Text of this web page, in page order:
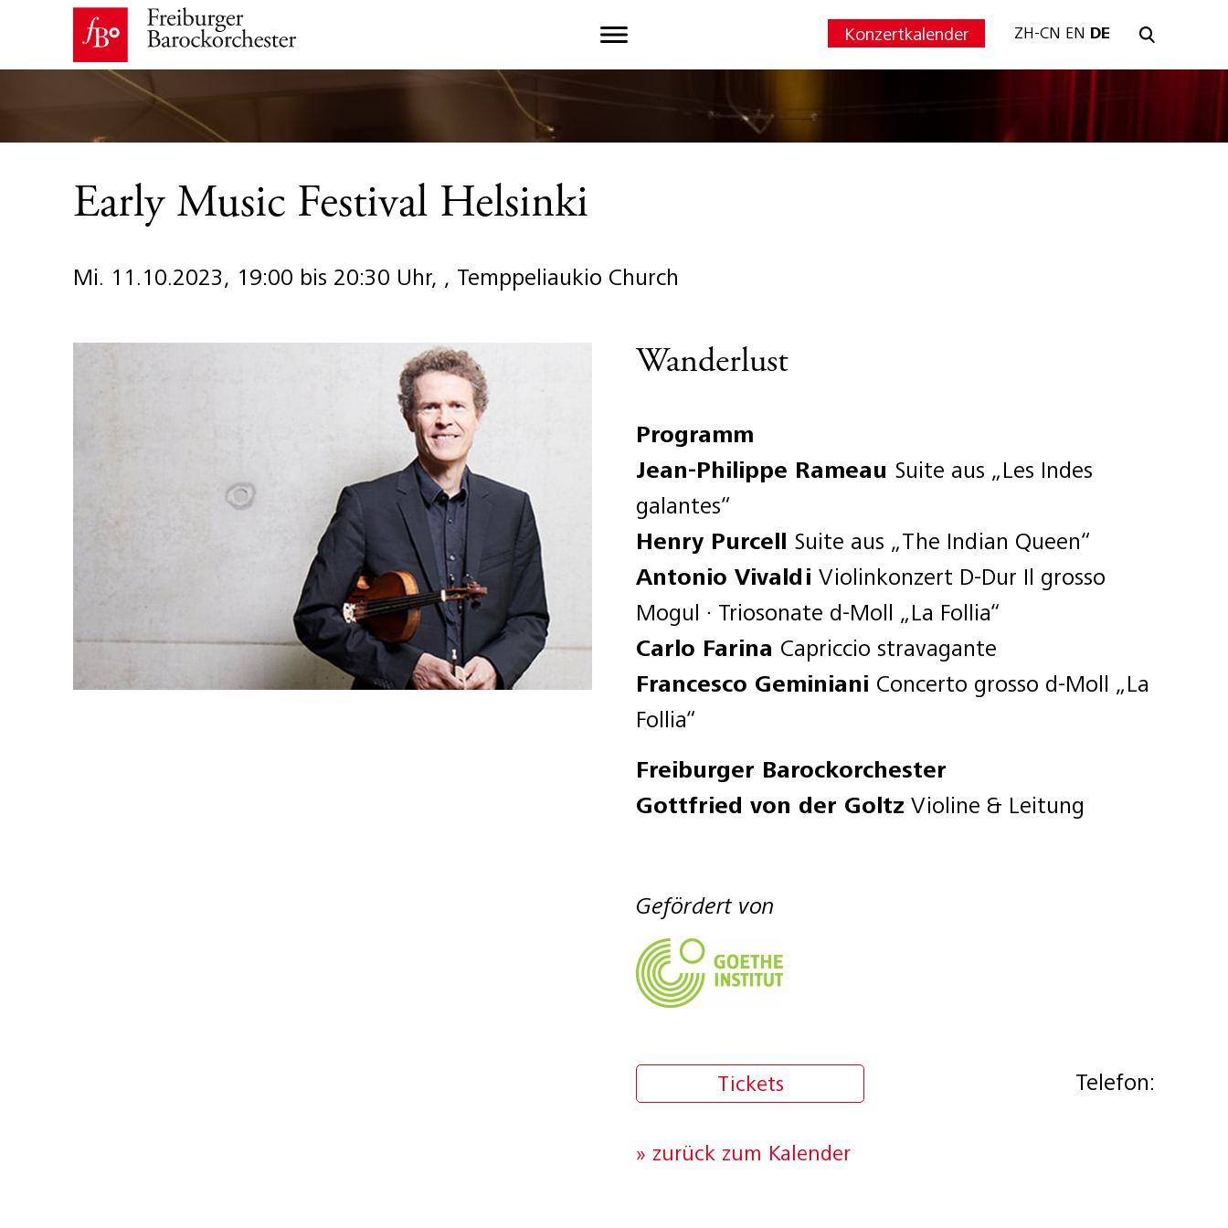
Konzertkalender ZH-CN EN DE
Early Music Festival Helsinki
Mi. 11.10.2023, 19:00 bis 20:30 Uhr, , Temppeliaukio Church
Wanderlust
Programm
Jean-Philippe Rameau Suite aus „Les Indes
galantes“
Henry Purcell Suite aus „The Indian Queen“
Antonio Vivaldi Violinkonzert D-Dur Il grosso
Mogul · Triosonate d-Moll „La Follia“
Carlo Farina Capriccio stravagante
Francesco Geminiani Concerto grosso d-Moll „La
Follia“
Freiburger Barockorchester
Gottfried von der Goltz Violine & Leitung
Gefördert von
Tickets Telefon:
» zurück zum Kalender